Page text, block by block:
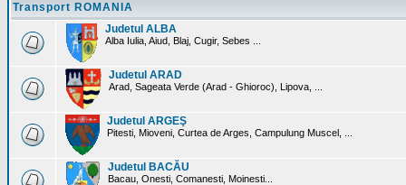
Transport ROMANIA
Judetul ALBA
Alba Iulia, Aiud, Blaj, Cugir, Sebes ...
Judetul ARAD
Arad, Sageata Verde (Arad - Ghioroc), Lipova, ...
Judetul ARGEŞ
Pitesti, Mioveni, Curtea de Arges, Campulung Muscel, ...
Judetul BACĂU
Bacau, Onesti, Comanesti, Moinesti...